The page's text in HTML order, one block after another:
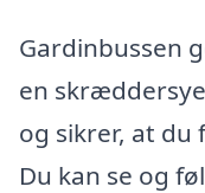
Gardinbussen
en
og sikrer, at du
Du kan se og